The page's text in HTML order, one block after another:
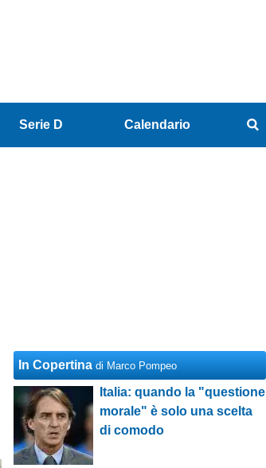
Serie D Calendario
In Copertina di Marco Pompeo
Italia: quando la "questione
morale" è solo una scelta
di comodo